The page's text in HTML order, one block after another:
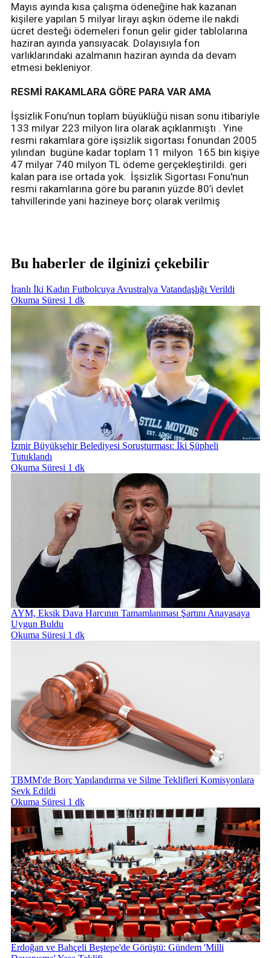
Mayıs ayında kısa çalışma ödeneğine hak kazanan
kişilere yapılan 5 milyar lirayı aşkın ödeme ile nakdi
ücret desteği ödemeleri fonun gelir gider tablolarına
haziran ayında yansıyacak. Dolayısıyla fon
varlıklarındaki azalmanın haziran ayında da devam
etmesi bekleniyor.
RESMİ RAKAMLARA GÖRE PARA VAR AMA
İşsizlik Fonu’nun toplam büyüklüğü nisan sonu itibariyle
133 milyar 223 milyon lira olarak açıklanmıştı . Yine
resmi rakamlara göre işsizlik sigortası fonundan 2005
yılından bugüne kadar toplam 11 milyon 165 bin kişiye
47 milyar 740 milyon TL ödeme gerçekleştirildi. geri
kalan para ise ortada yok. İşsizlik Sigortası Fonu'nun
resmi rakamlarına göre bu paranın yüzde 80’i devlet
tahvillerinde yani hazineye borç olarak verilmiş
Bu haberler de ilginizi çekebilir
İranlı İki Kadın Futbolcuya Avustralya Vatandaşlığı Verildi
Okuma Süresi 1 dk
İzmir Büyükşehir Belediyesi Soruşturması: İki Şüpheli
Tutuklandı
Okuma Süresi 1 dk
AYM, Eksik Dava Harcının Tamamlanması Şartını Anayasaya
Uygun Buldu
Okuma Süresi 1 dk
TBMM'de Borç Yapılandırma ve Silme Teklifleri Komisyonlara
Sevk Edildi
Okuma Süresi 1 dk
Erdoğan ve Bahçeli Beştepe'de Görüştü: Gündem 'Milli